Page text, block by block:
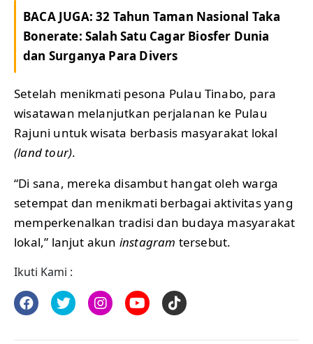
BACA JUGA:32 Tahun Taman Nasional Taka
Bonerate: Salah Satu Cagar Biosfer Dunia
dan Surganya Para Divers
Setelah menikmati pesona Pulau Tinabo, para
wisatawan melanjutkan perjalanan ke Pulau
Rajuni untuk wisata berbasis masyarakat lokal
(land tour).
“Di sana, mereka disambut hangat oleh warga
setempat dan menikmati berbagai aktivitas yang
memperkenalkan tradisi dan budaya masyarakat
lokal,” lanjut akun instagram tersebut.
Ikuti Kami :